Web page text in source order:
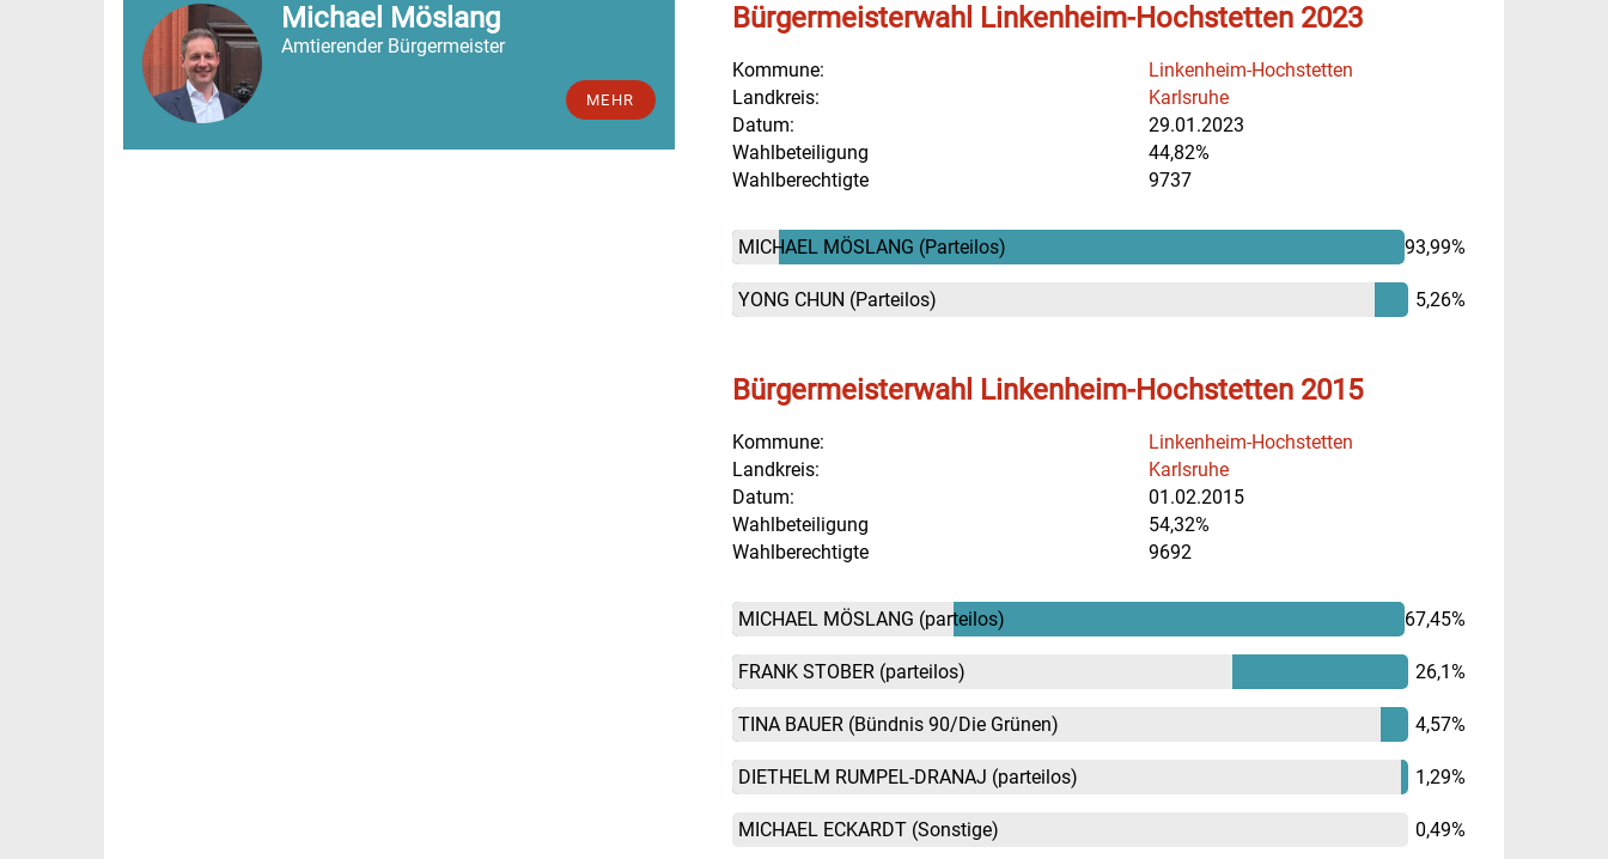
Michael Möslang
Amtierender Bürgermeister
MEHR
Bürgermeisterwahl Linkenheim-Hochstetten 2023
Kommune:
Linkenheim-Hochstetten
Landkreis:
Karlsruhe
Datum:
29.01.2023
Wahlbeteiligung
44,82%
Wahlberechtigte
9737
MICHAEL MÖSLANG (Parteilos) 93,99%
YONG CHUN (Parteilos) 5,26%
Bürgermeisterwahl Linkenheim-Hochstetten 2015
Kommune:
Linkenheim-Hochstetten
Landkreis:
Karlsruhe
Datum:
01.02.2015
Wahlbeteiligung
54,32%
Wahlberechtigte
9692
MICHAEL MÖSLANG (parteilos) 67,45%
FRANK STOBER (parteilos) 26,1%
TINA BAUER (Bündnis 90/Die Grünen) 4,57%
DIETHELM RUMPEL-DRANAJ (parteilos) 1,29%
MICHAEL ECKARDT (Sonstige) 0,49%